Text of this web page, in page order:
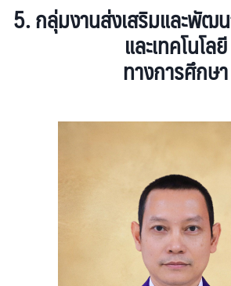
5.กลุ่มงานส่งเสริมและพัฒ
และเทคโนโลยี
ทางการศึกษา